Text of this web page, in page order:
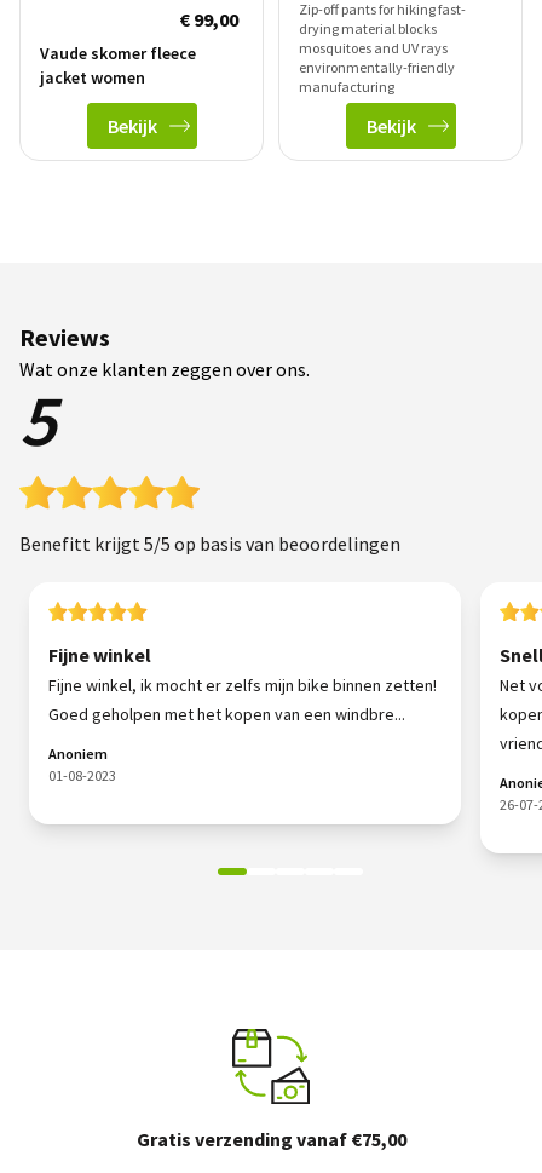
€ 99,00
Vaude skomer fleece
jacket women
Bekijk
Zip-off pants for hiking fast-
drying material blocks
mosquitoes and UV rays
environmentally-friendly
manufacturing
Bekijk
Reviews
Wat onze klanten zeggen over ons.
5
Benefitt krijgt 5/5 op basis van beoordelingen
Fijne winkel
Fijne winkel, ik mocht er zelfs mijn bike binnen zetten!
Goed geholpen met het kopen van een windbre...
Anoniem
01-08-2023
Net
26-07-
Gratis verzending vanaf €75,00